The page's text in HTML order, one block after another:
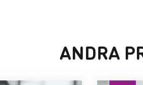
ANDRA